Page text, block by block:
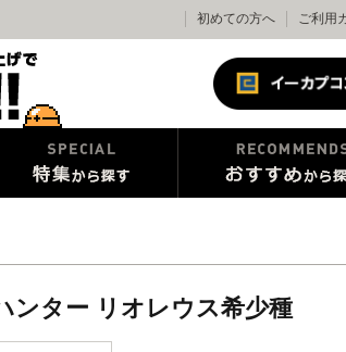
初めての方へ ご利用
ンター リオレウス希少種